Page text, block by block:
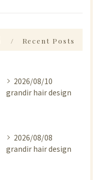
Recent Posts
2026/08/10
grandir hair design
2026/08/08
grandir hair design